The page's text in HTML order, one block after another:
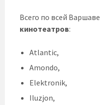
Всего по всей Варшаве
кинотеатров:
Atlantic,
Amondo,
Elektronik,
Iluzjon,